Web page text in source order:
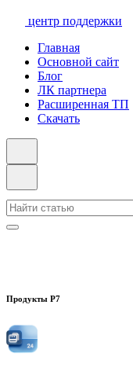
центр поддержки
Главная
Основной сайт
Блог
ЛК партнера
Расширенная ТП
Скачать
Продукты Р7